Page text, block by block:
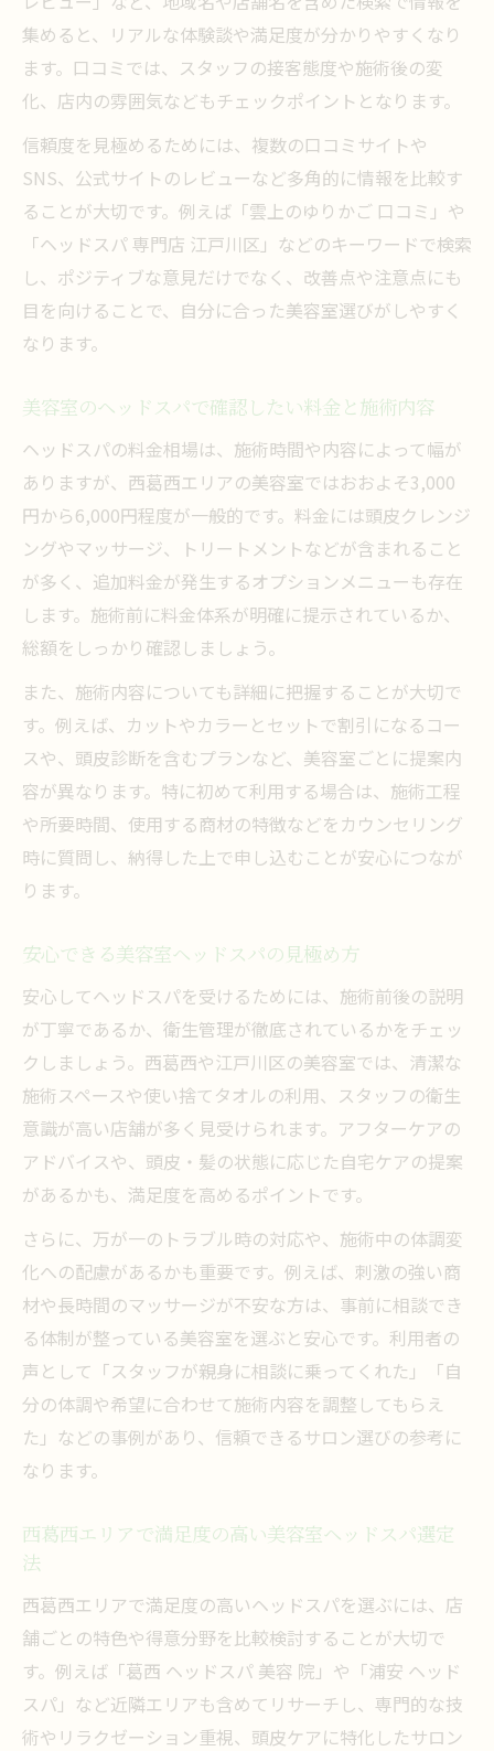
集めると、リアルな体験談や満足度が分かりやすくなり
ます。口コミでは、スタッフの接客態度や施術後の変
化、店内の雰囲気などもチェックポイントとなります。
信頼度を見極めるためには、複数の口コミサイトや
SNS、公式サイトのレビューなど多角的に情報を比較す
ることが大切です。例えば「雲上のゆりかご 口コミ」や
「ヘッドスパ 専門店 江戸川区」などのキーワードで検索
し、ポジティブな意見だけでなく、改善点や注意点にも
目を向けることで、自分に合った美容室選びがしやすく
なります。
美容室のヘッドスパで確認したい料金と施術内容
ヘッドスパの料金相場は、施術時間や内容によって幅が
ありますが、西葛西エリアの美容室ではおおよそ3,000
円から6,000円程度が一般的です。料金には頭皮クレンジ
ングやマッサージ、トリートメントなどが含まれること
が多く、追加料金が発生するオプションメニューも存在
します。施術前に料金体系が明確に提示されているか、
総額をしっかり確認しましょう。
また、施術内容についても詳細に把握することが大切で
す。例えば、カットやカラーとセットで割引になるコー
スや、頭皮診断を含むプランなど、美容室ごとに提案内
容が異なります。特に初めて利用する場合は、施術工程
や所要時間、使用する商材の特徴などをカウンセリング
時に質問し、納得した上で申し込むことが安心につなが
ります。
安心できる美容室ヘッドスパの見極め方
安心してヘッドスパを受けるためには、施術前後の説明
が丁寧であるか、衛生管理が徹底されているかをチェッ
クしましょう。西葛西や江戸川区の美容室では、清潔な
施術スペースや使い捨てタオルの利用、スタッフの衛生
意識が高い店舗が多く見受けられます。アフターケアの
アドバイスや、頭皮・髪の状態に応じた自宅ケアの提案
があるかも、満足度を高めるポイントです。
さらに、万が一のトラブル時の対応や、施術中の体調変
化への配慮があるかも重要です。例えば、刺激の強い商
材や長時間のマッサージが不安な方は、事前に相談でき
る体制が整っている美容室を選ぶと安心です。利用者の
声として「スタッフが親身に相談に乗ってくれた」「自
分の体調や希望に合わせて施術内容を調整してもらえ
た」などの事例があり、信頼できるサロン選びの参考に
なります。
西葛西エリアで満足度の高い美容室ヘッドスパ選定
法
西葛西エリアで満足度の高いヘッドスパを選ぶには、店
舗ごとの特色や得意分野を比較検討することが大切で
す。例えば「葛西 ヘッドスパ 美容 院」や「浦安 ヘッド
スパ」など近隣エリアも含めてリサーチし、専門的な技
術やリラクゼーション重視、頭皮ケアに特化したサロン